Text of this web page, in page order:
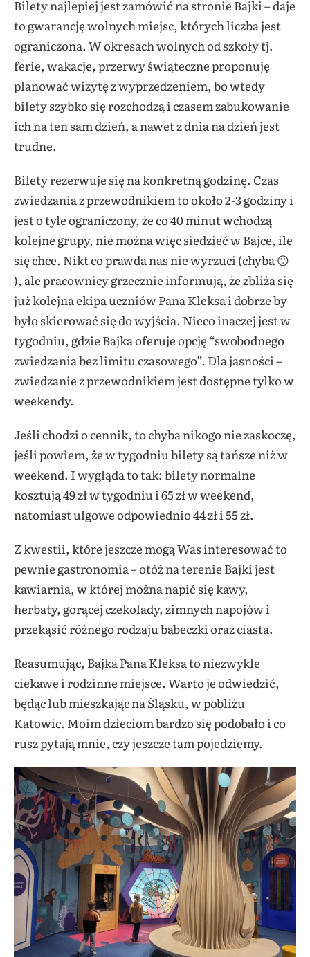
Bilety najlepiej jest zamówić na stronie Bajki – daje
to gwarancję wolnych miejsc, których liczba jest
ograniczona. W okresach wolnych od szkoły tj.
ferie, wakacje, przerwy świąteczne proponuję
planować wizytę z wyprzedzeniem, bo wtedy
bilety szybko się rozchodzą i czasem zabukowanie
ich na ten sam dzień, a nawet z dnia na dzień jest
trudne.
Bilety rezerwuje się na konkretną godzinę. Czas
zwiedzania z przewodnikiem to około 2-3 godziny i
jest o tyle ograniczony, że co 40 minut wchodzą
kolejne grupy, nie można więc siedzieć w Bajce, ile
się chce. Nikt co prawda nas nie wyrzuci (chyba 😛
), ale pracownicy grzecznie informują, że zbliża się
już kolejna ekipa uczniów Pana Kleksa i dobrze by
było skierować się do wyjścia. Nieco inaczej jest w
tygodniu, gdzie Bajka oferuje opcję “swobodnego
zwiedzania bez limitu czasowego”. Dla jasności –
zwiedzanie z przewodnikiem jest dostępne tylko w
weekendy.
Jeśli chodzi o cennik, to chyba nikogo nie zaskoczę,
jeśli powiem, że w tygodniu bilety są tańsze niż w
weekend. I wygląda to tak: bilety normalne
kosztują 49 zł w tygodniu i 65 zł w weekend,
natomiast ulgowe odpowiednio 44 zł i 55 zł.
Z kwestii, które jeszcze mogą Was interesować to
pewnie gastronomia – otóż na terenie Bajki jest
kawiarnia, w której można napić się kawy,
herbaty, gorącej czekolady, zimnych napojów i
przekąsić różnego rodzaju babeczki oraz ciasta.
Reasumując, Bajka Pana Kleksa to niezwykle
ciekawe i rodzinne miejsce. Warto je odwiedzić,
będąc lub mieszkając na Śląsku, w pobliżu
Katowic. Moim dzieciom bardzo się podobało i co
rusz pytają mnie, czy jeszcze tam pojedziemy.